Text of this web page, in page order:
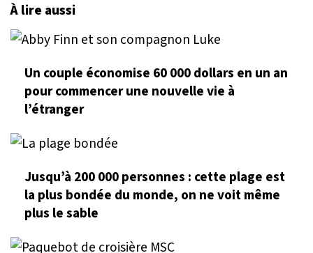
À lire aussi
Un couple économise 60 000 dollars en un an
pour commencer une nouvelle vie à
l’étranger
Jusqu’à 200 000 personnes : cette plage est
la plus bondée du monde, on ne voit même
plus le sable